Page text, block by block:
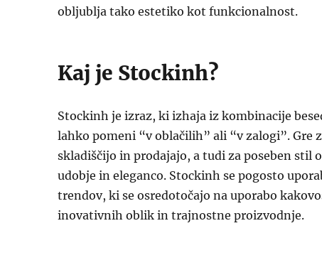
obljublja tako estetiko kot funkcionalnost.
Kaj je Stockinh?
Stockinh je izraz, ki izhaja iz kombinacije
lahko pomeni “v oblačilih” ali “v zalogi”. Gre
skladiščijo in prodajajo, a tudi za poseben stil
udobje in eleganco. Stockinh se pogosto
trendov, ki se osredotočajo na uporabo
inovativnih oblik in trajnostne proizvodnje.